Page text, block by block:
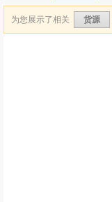
为您展示了相关 货源